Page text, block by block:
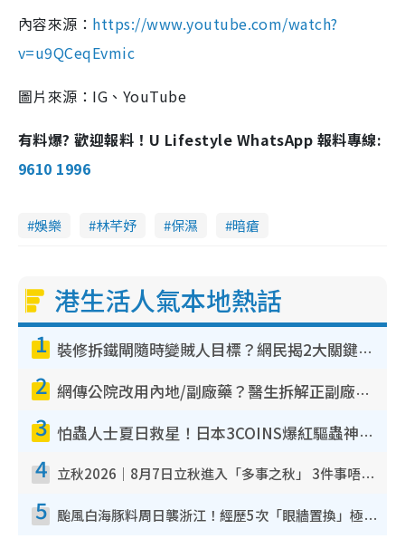
內容來源： https://www.youtube.com/watch?
v=u9QCeqEvmic
圖片來源：IG、YouTube
有料爆? 歡迎報料！U Lifestyle WhatsApp 報料專線:
9610 1996
娛樂 林芊妤 保濕 暗瘡
港生活人氣本地熱話
1 裝修拆鐵閘隨時變賊人目標？網民揭2大關鍵用途：裝新式等於白裝？附新舊鐵閘分別
2 網傳公院改用內地/副廠藥？醫生拆解正副廠分別 揭4類人換藥隨時出事
3 怕蟲人士夏日救星！日本3COINS爆紅驅蟲神器$45起 1招「全程免觸碰」輕鬆搞定小強
4 立秋2026｜8月7日立秋進入「多事之秋」 3件事唔做得！專家教6招開運 清枱頭／銀包納氣接好運
5 颱風白海豚料周日襲浙江！經歷5次「眼牆置換」極罕見 成登陸內地最長途颱風